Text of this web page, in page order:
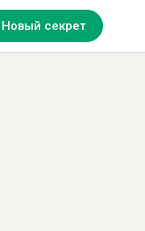
Новый секрет